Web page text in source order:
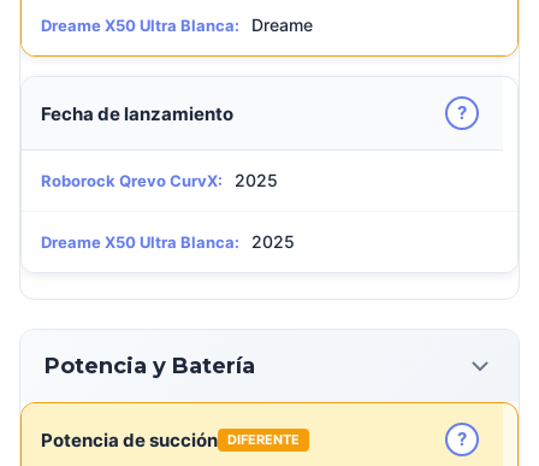
Dreame X50 Ultra Blanca: Dreame
Fecha de lanzamiento ?
Roborock Qrevo CurvX: 2025
Dreame X50 Ultra Blanca: 2025
Potencia y Batería
Potencia de succión DIFERENTE ?